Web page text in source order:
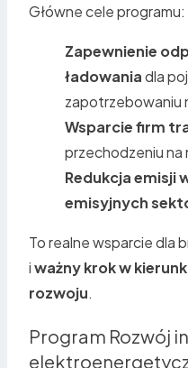
Główne cele programu:
Zapewnienie
ładowaniadla
zapotrzebowaniu
Wsparcie firm
przechodzeniu na
Redukcja emisji
emisyjnych
To realne wsparcie dla
iważny krok w
rozwoju.
Program Rozwój